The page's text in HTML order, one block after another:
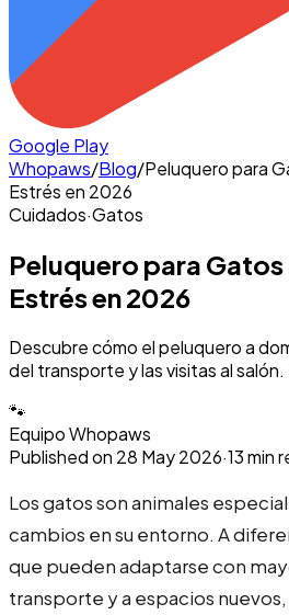
Google Play
Whopaws/Blog/Peluquero para
Estrés en 2026
Cuidados·Gatos
Peluquero para
Estrés en 2026
Descubre cómo el peluquero a
del transporte y las visitas al
🐾
Equipo Whopaws
Published on 28 May 2026·13min
Los gatos son animales
cambios en su entorno. A
que pueden adaptarse con
transporte y a espacios